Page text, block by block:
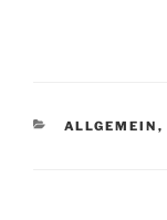
KATEGORIEN
ALLGEMEIN ,